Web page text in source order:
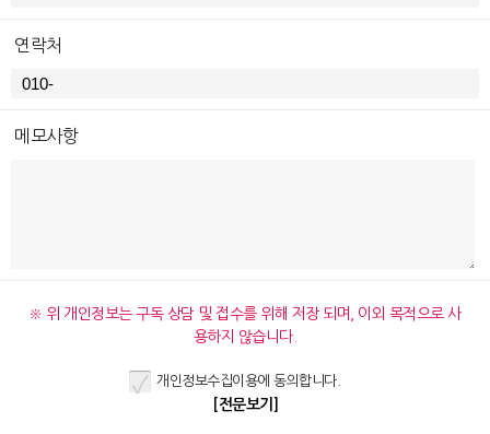
연락처
메모사항
※ 위 개인정보는 구독 상담 및 접수를 위해 저장 되며, 이외 목적으로 사
용하지 않습니다.
개인정보수집이용에 동의합니다.
[전문보기]